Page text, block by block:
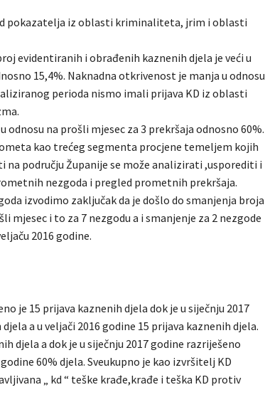
pokazatelja iz oblasti kriminaliteta, jrim i oblasti
evidentiranih i obrađenih kaznenih djela je veći u
15,4%. Naknadna otkrivenost je manja u odnosu
perioda nismo imali prijava KD iz oblasti
na prošli mjesec za 3 prekršaja odnosno 60%.
kao trećeg segmenta procjene temeljem kojih
području Županije se može analizirati ,usporediti i
nezgoda i pregled prometnih prekršaja.
izvodimo zaključak da je došlo do smanjenja broja
mjesec i to za 7 nezgodu a i smanjenje za 2 nezgode
2016 godine.
je 15 prijava kaznenih djela dok je u siječnju 2017
a u veljači 2016 godine 15 prijava kaznenih djela.
djela a dok je u siječnju 2017 godine razriješeno
60% djela. Sveukupno je kao izvršitelj KD
„ kd “ teške krađe,krađe i teška KD protiv